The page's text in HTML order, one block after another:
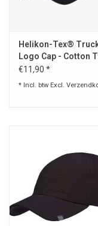
Helikon-Tex®
Logo Cap - Cotton
- Black
€11,90 *
* Incl. btw Excl.